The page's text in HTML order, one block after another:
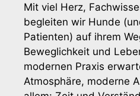
Mit viel Herz,
begleiten wir Hunde
Patienten) auf ihrem
Beweglichkeit und
modernen Praxis
Atmosphäre, moderne